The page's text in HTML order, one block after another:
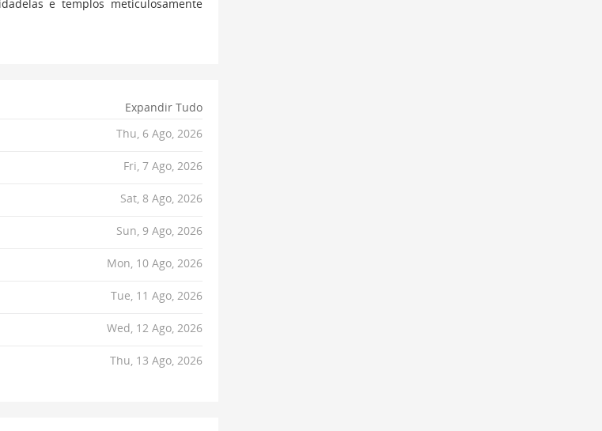
e templos meticulosamente
Expandir Tudo
Thu, 6 Ago, 2026
Fri, 7 Ago, 2026
Sat, 8 Ago, 2026
Sun, 9 Ago, 2026
Mon, 10 Ago, 2026
Tue, 11 Ago, 2026
Wed, 12 Ago, 2026
Thu, 13 Ago, 2026